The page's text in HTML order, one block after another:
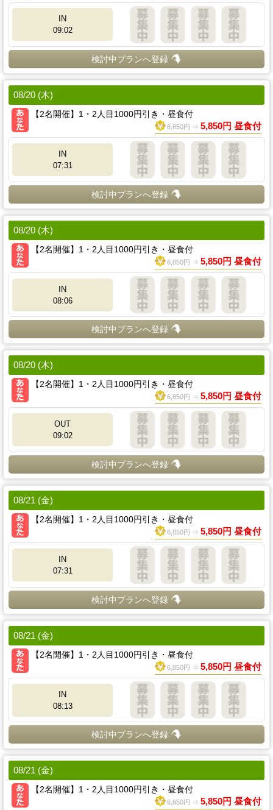
IN
09:02
検討中プランへ登録
08/20 (木)
【2名開催】1・2人目1000円引き・昼食付
6,850円 ⇒ 5,850円 昼食付
IN
07:31
検討中プランへ登録
08/20 (木)
【2名開催】1・2人目1000円引き・昼食付
6,850円 ⇒ 5,850円 昼食付
IN
08:06
検討中プランへ登録
08/20 (木)
【2名開催】1・2人目1000円引き・昼食付
6,850円 ⇒ 5,850円 昼食付
OUT
09:02
検討中プランへ登録
08/21 (金)
【2名開催】1・2人目1000円引き・昼食付
6,850円 ⇒ 5,850円 昼食付
IN
07:31
検討中プランへ登録
08/21 (金)
【2名開催】1・2人目1000円引き・昼食付
6,850円 ⇒ 5,850円 昼食付
IN
08:13
検討中プランへ登録
08/21 (金)
【2名開催】1・2人目1000円引き・昼食付
6,850円 ⇒ 5,850円 昼食付